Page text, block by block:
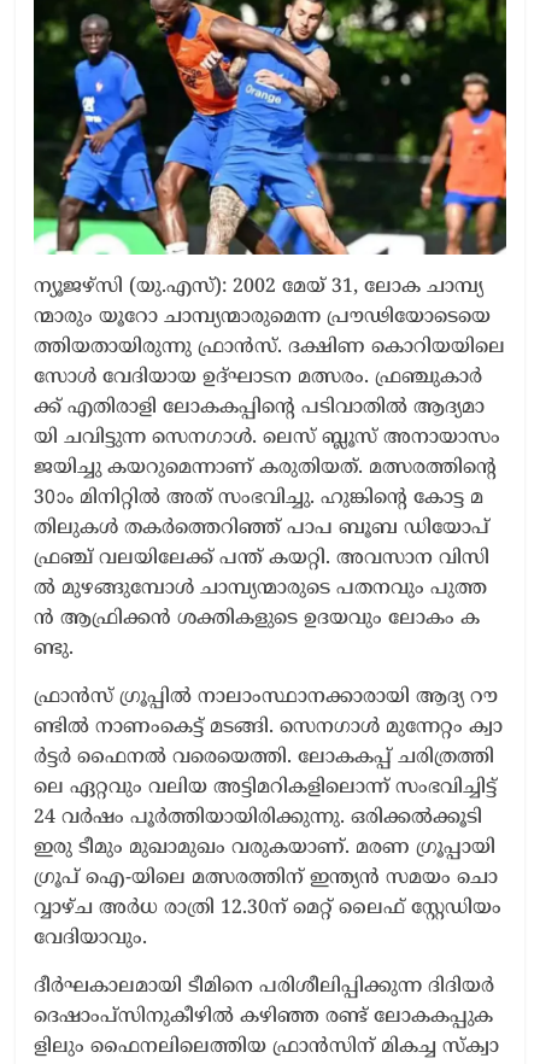
​ന്യൂ​ജ​ഴ്സി (യു.​എ​സ്): 2002 മേ​യ് 31, ലോ​ക ചാ​മ്പ്യ​
ന്മാ​രും യൂ​റോ ചാ​മ്പ്യ​ന്മാ​രു​മെ​ന്ന പ്രൗ​ഢി​യോ​ടെ​യെ​
ത്തി​യ​താ​യി​രു​ന്നു ഫ്രാ​ൻ​സ്. ദ​ക്ഷി​ണ കൊ​റി​യ​യി​ലെ
സോ​ൾ വേ​ദി​യാ​യ ഉ​ദ്ഘാ​ട​ന മ​ത്സ​രം. ഫ്ര​ഞ്ചു​കാ​ർ​
ക്ക് എ​തി​രാ​ളി ലോ​ക​ക​പ്പി​ന്റെ പ​ടി​വാ​തി​ൽ ആ​ദ്യ​മാ​
യി ച​വി​ട്ടു​ന്ന സെ​ന​ഗാ​ൾ. ലെ​സ് ബ്ലൂ​സ് അ​നാ​യാ​സം
ജ​യി​ച്ചു ക​യ​റു​മെ​ന്നാ​ണ് ക​രു​തി​യ​ത്. മ​ത്സ​ര​ത്തി​ന്റെ
30ാം മി​നി​റ്റി​ൽ അ​ത് സം​ഭ​വി​ച്ചു. ഹു​ങ്കി​ന്റെ കോ​ട്ട മ​
തി​ലു​ക​ൾ ത​ക​ർ​ത്തെ​റി​ഞ്ഞ് പാ​പ ബൂ​ബ ഡി​യോ​പ്
ഫ്ര​ഞ്ച് വ​ല​യി​ലേ​ക്ക് പ​ന്ത് ക​യ​റ്റി. അ​വ​സാ​ന വി​സി​
ൽ മു​ഴ​ങ്ങു​മ്പോ​ൾ ചാ​മ്പ്യ​ന്മാ​രു​ടെ പ​ത​ന​വും പു​ത്ത​
ൻ ആ​ഫ്രി​ക്ക​ൻ ശ​ക്തി​ക​ളു​ടെ ഉ​ദ​യ​വും ലോ​കം ക​
ണ്ടു.
ഫ്രാ​ൻ​സ് ഗ്രൂ​പ്പി​ൽ നാ​ലാം​സ്ഥാ​ന​ക്കാ​രാ​യി ആ​ദ്യ റൗ​
ണ്ടി​ൽ നാ​ണം​കെ​ട്ട് മ​ട​ങ്ങി. സെ​ന​ഗാ​ൾ മു​ന്നേ​റ്റം ക്വാ​
ർ​ട്ട​ർ ഫൈ​ന​ൽ വ​രെ​യെ​ത്തി. ലോ​ക​ക​പ്പ് ച​രി​ത്ര​ത്തി​
ലെ ഏ​റ്റ​വും വ​ലി​യ അ​ട്ടി​മ​റി​ക​ളി​ലൊ​ന്ന് സം​ഭ​വി​ച്ചി​ട്ട്
24 വ​ർ​ഷം പൂ​ർ​ത്തി​യാ​യി​രി​ക്കു​ന്നു. ഒ​രി​ക്ക​ൽ​ക്കൂ​ടി
ഇ​രു ടീ​മും മു​ഖാ​മു​ഖം വ​രു​ക​യാ​ണ്. മ​ര​ണ ഗ്രൂ​പ്പാ​യി
ഗ്രൂ​പ് ഐ-​യി​ലെ മ​ത്സ​ര​ത്തി​ന് ഇ​ന്ത്യ​ൻ സ​മ​യം ചൊ​
വ്വാ​ഴ്ച അ​ർ​ധ രാ​ത്രി 12.30ന് ​മെ​റ്റ് ലൈ​ഫ് സ്റ്റേ​ഡി​യം
വേ​ദി​യാ​വും.
ദീ​ർ​ഘ​കാ​ല​മാ​യി ടീ​മി​നെ പ​രി​ശീ​ലി​പ്പി​ക്കു​ന്ന ദി​ദി​യ​ർ
ദെ​ഷാം​പ്സി​നു​കീ​ഴി​ൽ ക​ഴി​ഞ്ഞ ര​ണ്ട് ലോ​ക​ക​പ്പു​ക​
ളി​ലും ഫൈ​ന​ലി​ലെ​ത്തി​യ ഫ്രാ​ൻ​സി​ന് മി​ക​ച്ച സ്ക്വാ​